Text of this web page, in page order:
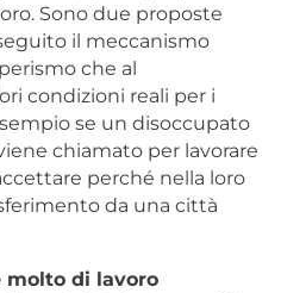
Sono due proposte
il meccanismo
che al
condizioni reali per i
se un disoccupato
chiamato per lavorare
perché nella loro
da una città
molto di lavoro